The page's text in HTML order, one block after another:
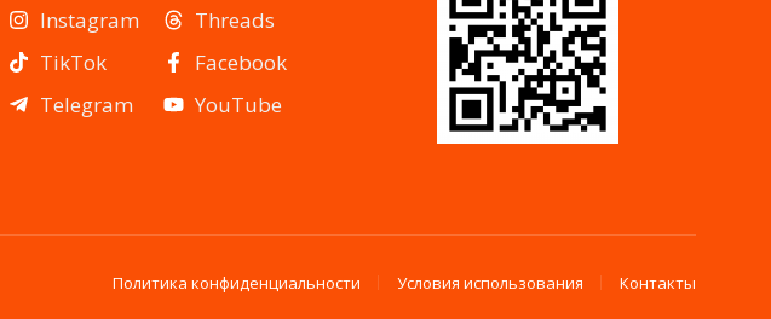
Instagram
TikTok
Telegram
Threads
Facebook
YouTube
Политика конфиденциальности Условия использования Контакты